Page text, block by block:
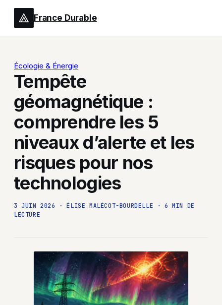
France Durable
Écologie & Énergie
Tempête
géomagnétique :
comprendre les 5
niveaux d’alerte et les
risques pour nos
technologies
3 JUIN 2026 · ÉLISE MALÉCOT-BOURDELLE ·
6 MIN DE
LECTURE